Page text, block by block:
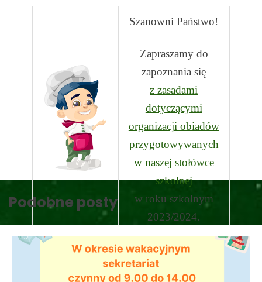
Szanowni Państwo!
Zapraszamy do
zapoznania się
z zasadami
dotyczącymi
organizacji obiadów
przygotowywanych
w naszej stołówce
szkolnej
w roku szkolnym
2023/2024.
Podobne posty